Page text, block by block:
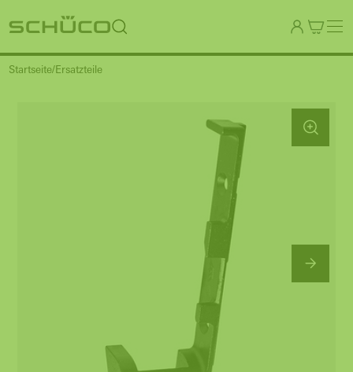
Startseite Ersatzteile